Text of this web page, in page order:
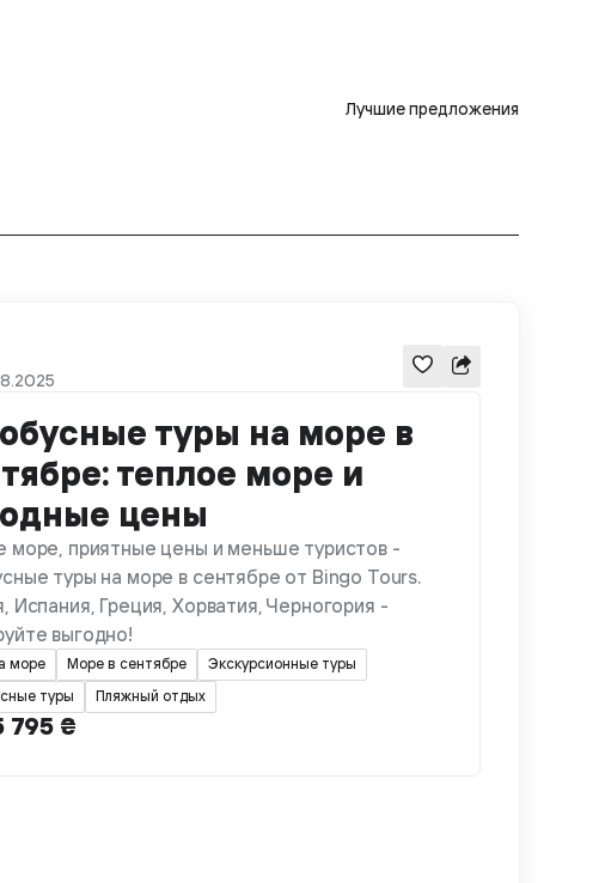
Лучшие предложения
туры на море в
теплое море и
цены
море, приятные цены и меньше туристов -
туры на море в сентябре от Bingo Tours.
Испания, Греция, Хорватия, Черногория -
выгодно!
море Море в сентябре
Экскурсионные туры
туры
Пляжный отдых
795 ₴